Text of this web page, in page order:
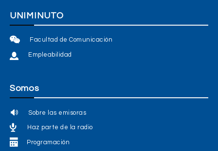
UNIMINUTO
Facultad de Comunicación
Empleabilidad
Somos
Sobre las emisoras
Haz parte de la radio
Programación